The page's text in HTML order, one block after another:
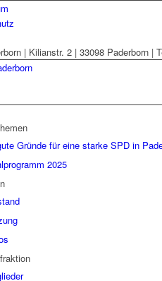
| Kilianstr. 2 | 33098 Paderborn |
Gründe für eine starke SPD in
2025